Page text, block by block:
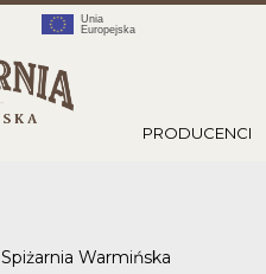
PRODUCENCI
Spiżarnia Warmińska